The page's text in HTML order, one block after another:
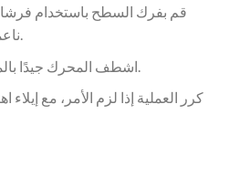
قم بفرك السطح باستخدام
ناعمة لإزالة الأوساخ والدهون.
كرر العملية إذا لزم الأمر، مع إيلاء